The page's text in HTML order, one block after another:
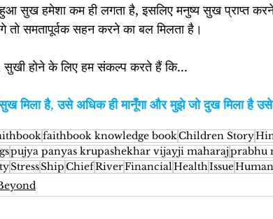
हुआ सुख हमेशा कम ही लगता है, इसलिए मनुष्य सुख प्राप्त
तो समतापूर्वक सहन करने का बल मिलता है।
सुखी होने के लिए हम संकल्प करते हैं कि...
मिला है, उसे अधिक ही मानूँगा और मुझे जो दुख मिला है उसे
faithbook knowledge bookChildren Story
pujya panyas krupashekhar vijayji maharajprabhu
StressShipChiefRiverFinancialHealthIssue